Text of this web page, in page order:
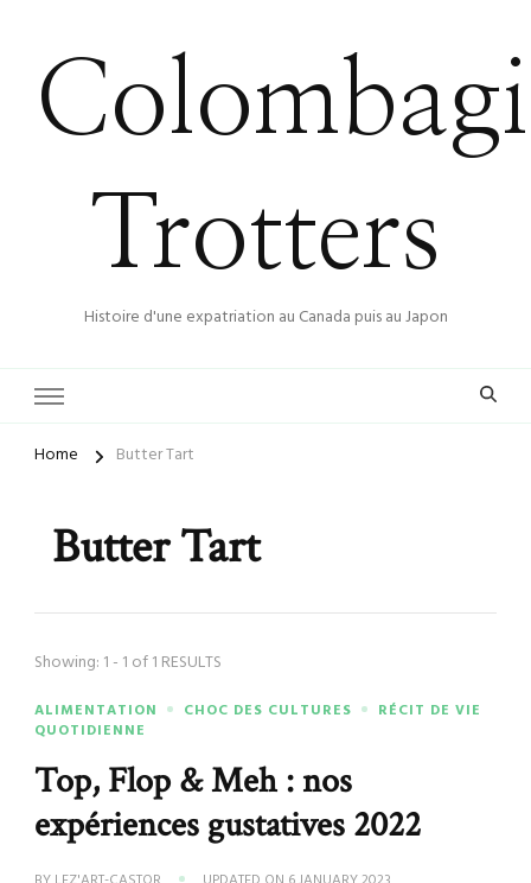
Trotters
Histoire d'une expatriation au Canada puis au Japon
Home Butter Tart
Butter Tart
Showing: 1 - 1 of 1 RESULTS
ALIMENTATION CHOC DES CULTURES
RÉCIT DE VIE
QUOTIDIENNE
Top, Flop & Meh : nos
expériences gustatives 2022